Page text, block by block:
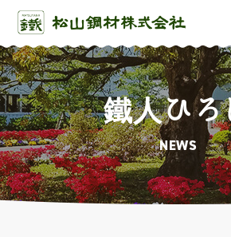
ホーム
会社案内
This is Matsuyama
鐵人ひろ
NEWS